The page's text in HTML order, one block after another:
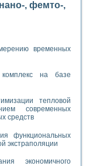
, фемто-,
временных
комплекс на базе
тепловой
современных
средств
функциональных
экстраполяции
экономичного